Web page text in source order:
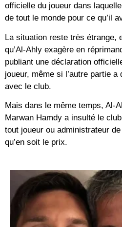
officielle du joueur dans
de tout le monde pour ce qu’il
La situation reste très étrange,
qu’Al-Ahly exagère en
publiant une déclaration
joueur, même si l’autre partie
avec le club.
Mais dans le même temps, Al-
Marwan Hamdy a insulté le
tout joueur ou administrateur
qu’en soit le prix.